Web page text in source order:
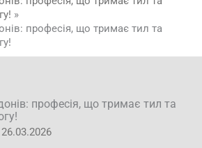
професія, що тримає тил та
професія, що тримає тил та
26.03.2026